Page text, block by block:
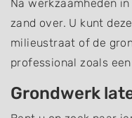
Na werkzaamheden
zand over. U kunt
milieustraat of de
professional zoals
Grondwerk